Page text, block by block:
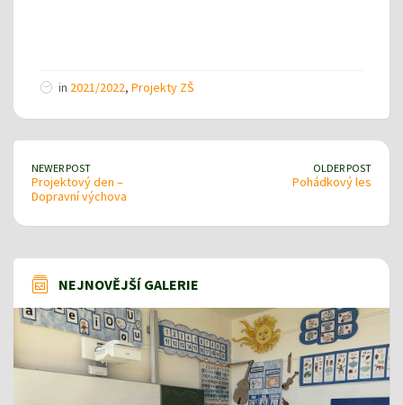
in 2021/2022, Projekty ZŠ
NEWER POST
Projektový den –
Dopravní výchova
OLDER POST
Pohádkový les
NEJNOVĚJŠÍ GALERIE